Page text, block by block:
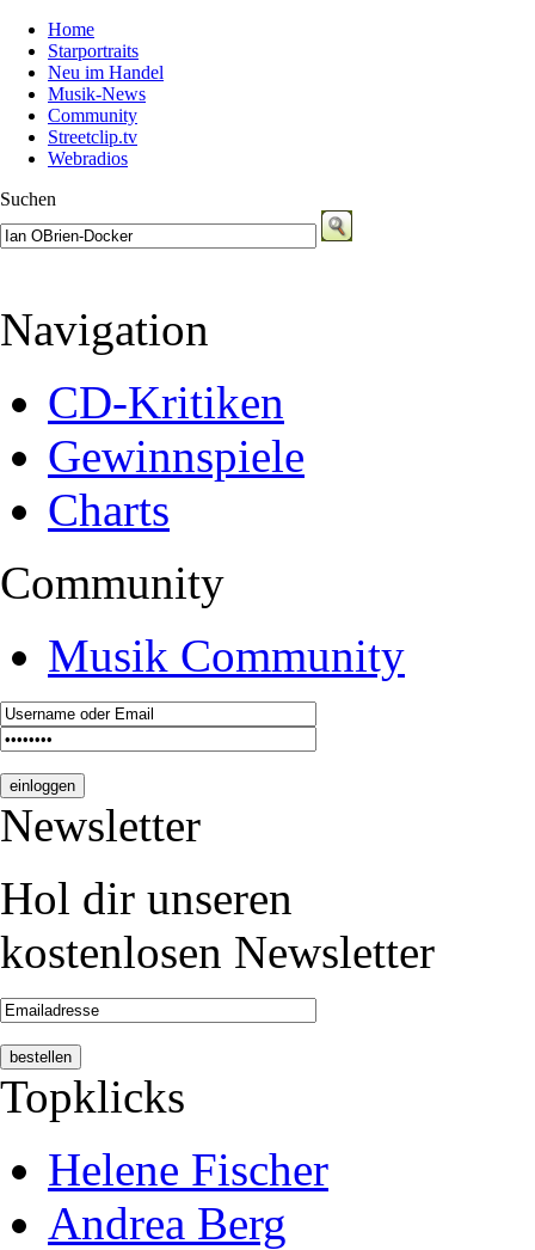
Home
Starportraits
Neu im Handel
Musik-News
Community
Streetclip.tv
Webradios
Suchen
Navigation
CD-Kritiken
Gewinnspiele
Charts
Community
Musik Community
Newsletter
Hol dir unseren
kostenlosen Newsletter
Topklicks
Helene Fischer
Andrea Berg